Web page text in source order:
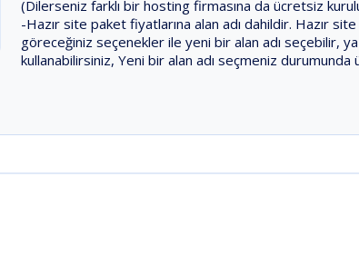
(Dilerseniz farklı bir hosting firmasına da ücretsiz
-Hazır site paket fiyatlarına alan adı dahildir. Hazır
göreceğiniz seçenekler ile yeni bir alan adı seçebilir, ya
kullanabilirsiniz, Yeni bir alan adı seçmeniz